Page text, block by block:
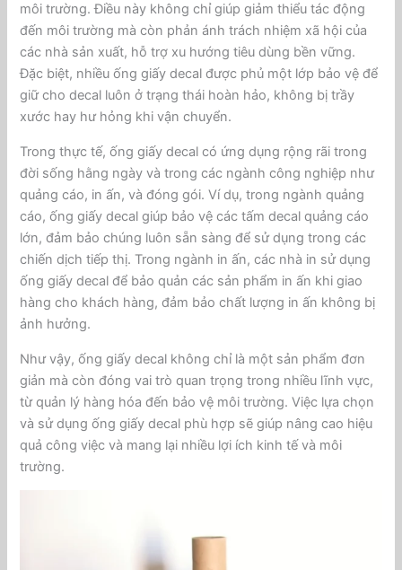
môi trường. Điều này không chỉ giúp giảm thiểu tác động
đến môi trường mà còn phản ánh trách nhiệm xã hội của
các nhà sản xuất, hỗ trợ xu hướng tiêu dùng bền vững.
Đặc biệt, nhiều ống giấy decal được phủ một lớp bảo vệ để
giữ cho decal luôn ở trạng thái hoàn hảo, không bị trầy
xước hay hư hỏng khi vận chuyển.
Trong thực tế, ống giấy decal có ứng dụng rộng rãi trong
đời sống hằng ngày và trong các ngành công nghiệp như
quảng cáo, in ấn, và đóng gói. Ví dụ, trong ngành quảng
cáo, ống giấy decal giúp bảo vệ các tấm decal quảng cáo
lớn, đảm bảo chúng luôn sẵn sàng để sử dụng trong các
chiến dịch tiếp thị. Trong ngành in ấn, các nhà in sử dụng
ống giấy decal để bảo quản các sản phẩm in ấn khi giao
hàng cho khách hàng, đảm bảo chất lượng in ấn không bị
ảnh hưởng.
Như vậy, ống giấy decal không chỉ là một sản phẩm đơn
giản mà còn đóng vai trò quan trọng trong nhiều lĩnh vực,
từ quản lý hàng hóa đến bảo vệ môi trường. Việc lựa chọn
và sử dụng ống giấy decal phù hợp sẽ giúp nâng cao hiệu
quả công việc và mang lại nhiều lợi ích kinh tế và môi
trường.